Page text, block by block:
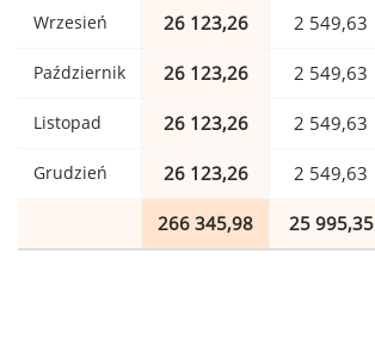
Wrzesień 26 123,26 2 549,63
Październik 26 123,26 2 549,63
Listopad 26 123,26 2 549,63
Grudzień 26 123,26 2 549,63
266 345,98 25 995,35